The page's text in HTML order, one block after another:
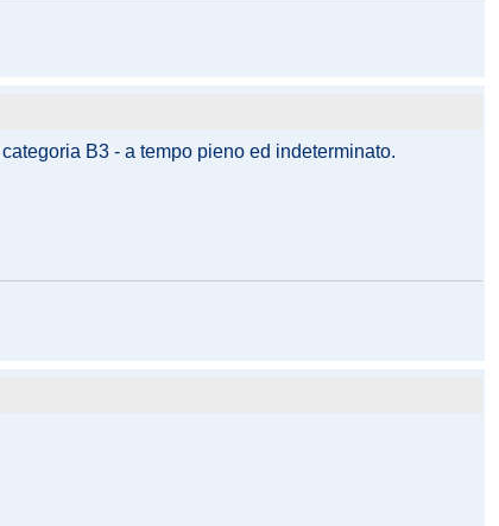
B3 - a tempo pieno ed indeterminato.